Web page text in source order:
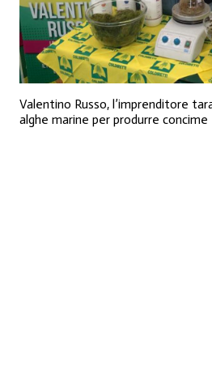
Valentino Russo, l’imprenditore
alghe marine per produrre concime